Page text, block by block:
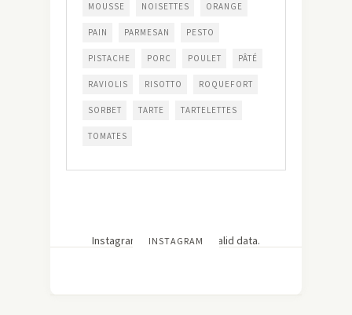
MOUSSE NOISETTES ORANGE
PAIN PARMESAN PESTO
PISTACHE PORC POULET PÂTÉ
RAVIOLIS RISOTTO ROQUEFORT
SORBET TARTE TARTELETTES
TOMATES
INSTAGRAM
Instagram has returned invalid data.